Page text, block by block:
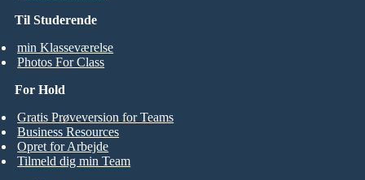
Til Studerende
min Klasseværelse
Photos For Class
For Hold
Gratis Prøveversion for Teams
Business Resources
Opret for Arbejde
Tilmeld dig min Team